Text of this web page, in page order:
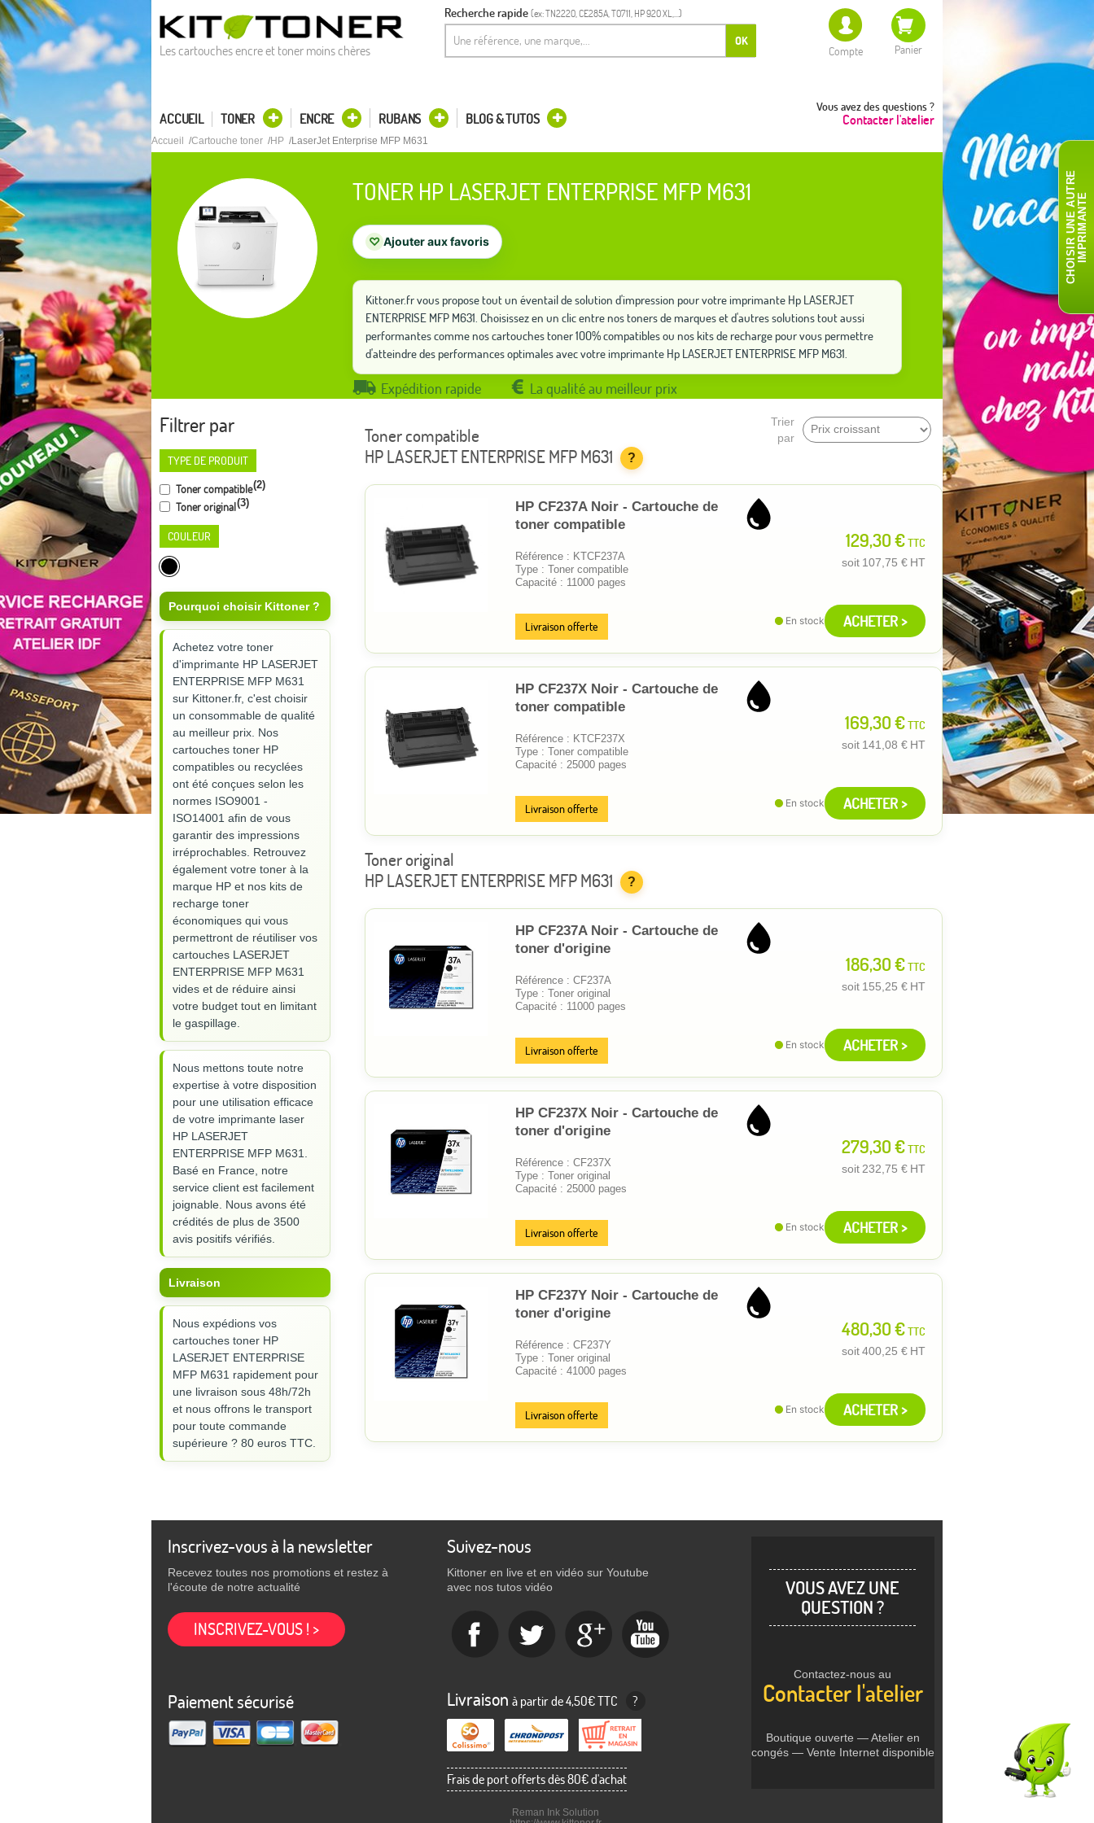
Les cartouches encre et toner moins chères
Recherche rapide (ex: TN2220, CE285A, T0711, HP 920 XL,...)
OK
Compte Panier
Vous avez des questions ?
Contacter l'atelier
ACCUEIL TONER ENCRE RUBANS BLOG & TUTOS
Accueil Cartouche toner HP LaserJet Enterprise MFP M631
TONER HP LASERJET ENTERPRISE MFP M631
♡ Ajouter aux favoris
Kittoner.fr vous propose tout un éventail de solution d'impression pour votre imprimante Hp LASERJET
ENTERPRISE MFP M631. Choisissez en un clic entre nos toners de marques et d'autres solutions tout aussi
performantes comme nos cartouches toner 100% compatibles ou nos kits de recharge pour vous permettre
d'atteindre des performances optimales avec votre imprimante Hp LASERJET ENTERPRISE MFP M631.
Expédition rapide La qualité au meilleur prix
Filtrer par
TYPE DE PRODUIT
Toner compatible(2)
Toner original(3)
COULEUR
Pourquoi choisir Kittoner ?
Achetez votre toner
d'imprimante HP LASERJET
ENTERPRISE MFP M631
sur Kittoner.fr, c'est choisir
un consommable de qualité
au meilleur prix. Nos
cartouches toner HP
compatibles ou recyclées
ont été conçues selon les
normes ISO9001 -
ISO14001 afin de vous
garantir des impressions
irréprochables. Retrouvez
également votre toner à la
marque HP et nos kits de
recharge toner
économiques qui vous
permettront de réutiliser vos
cartouches LASERJET
ENTERPRISE MFP M631
vides et de réduire ainsi
votre budget tout en limitant
le gaspillage.
Nous mettons toute notre
expertise à votre disposition
pour une utilisation efficace
de votre imprimante laser
HP LASERJET
ENTERPRISE MFP M631.
Basé en France, notre
service client est facilement
joignable. Nous avons été
crédités de plus de 3500
avis positifs vérifiés.
Livraison
Nous expédions vos
cartouches toner HP
LASERJET ENTERPRISE
MFP M631 rapidement pour
une livraison sous 48h/72h
et nous offrons le transport
pour toute commande
supérieure ? 80 euros TTC.
Trier
par
Toner compatible
HP LASERJET ENTERPRISE MFP M631
?
HP CF237A Noir - Cartouche de
toner compatible
Référence : KTCF237A
Type : Toner compatible
Capacité : 11000 pages
129,30 €TTC
soit 107,75 € HT
Livraison offerte En stock ACHETER >
HP CF237X Noir - Cartouche de
toner compatible
Référence : KTCF237X
Type : Toner compatible
Capacité : 25000 pages
169,30 €TTC
soit 141,08 € HT
Livraison offerte En stock ACHETER >
Toner original
HP LASERJET ENTERPRISE MFP M631
?
HP CF237A Noir - Cartouche de
toner d'origine
Référence : CF237A
Type : Toner original
Capacité : 11000 pages
186,30 €TTC
soit 155,25 € HT
Livraison offerte En stock ACHETER >
HP CF237X Noir - Cartouche de
toner d'origine
Référence : CF237X
Type : Toner original
Capacité : 25000 pages
279,30 €TTC
soit 232,75 € HT
Livraison offerte En stock ACHETER >
HP CF237Y Noir - Cartouche de
toner d'origine
Référence : CF237Y
Type : Toner original
Capacité : 41000 pages
480,30 €TTC
soit400,25 € HT
Livraison offerte En stock ACHETER >
Inscrivez-vous à la newsletter
Recevez toutes nos promotions et restez à
l'écoute de notre actualité
INSCRIVEZ-VOUS ! >
Paiement sécurisé
Suivez-nous
Kittoner en live et en vidéo sur Youtube
avec nos tutos vidéo
Livraison à partir de 4,50€ TTC ?
Frais de port offerts dès 80€ d'achat
VOUS AVEZ UNE
QUESTION ?
Contactez-nous au
Contacter l'atelier
Boutique ouverte — Atelier en
congés — Vente Internet disponible
Reman Ink Solution
C
H
O
I
S
I
R
U
N
E
AU
T
R
E
I
M
P
R
I
M
A
N
TE